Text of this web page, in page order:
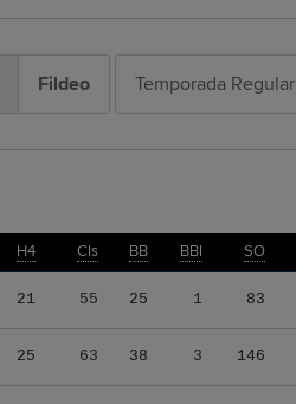
Fildeo Temporada Regular
H4 CIs BB BBI SO
21 55 25 1 83
25 63 38 3 146